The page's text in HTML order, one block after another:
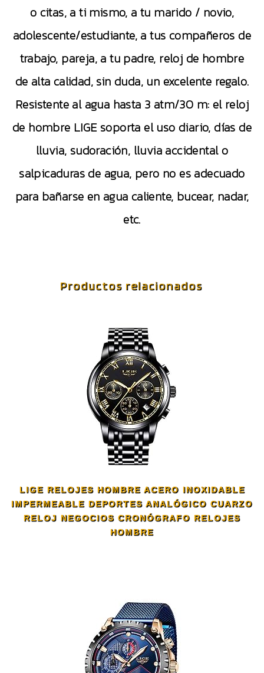
o citas, a ti mismo, a tu marido / novio,
adolescente/estudiante, a tus compañeros de
trabajo, pareja, a tu padre, reloj de hombre
de alta calidad, sin duda, un excelente regalo.
Resistente al agua hasta 3 atm/30 m: el reloj
de hombre LIGE soporta el uso diario, días de
lluvia, sudoración, lluvia accidental o
salpicaduras de agua, pero no es adecuado
para bañarse en agua caliente, bucear, nadar,
etc.
Productos relacionados
LIGE RELOJES HOMBRE ACERO INOXIDABLE
IMPERMEABLE DEPORTES ANALÓGICO CUARZO
RELOJ NEGOCIOS CRONÓGRAFO RELOJES
HOMBRE